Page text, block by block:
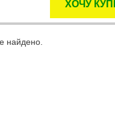
ХОЧУ
найдено.